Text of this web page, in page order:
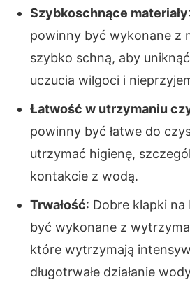
Szybkoschnące materiały
powinny być wykonane z
szybko schną, aby uniknąć
uczucia wilgoci i
Łatwość w utrzymaniu
powinny być łatwe do
utrzymać higienę,
kontakcie z wodą.
Trwałość: Dobre klapki
być wykonane z
które wytrzymają
długotrwałe działanie